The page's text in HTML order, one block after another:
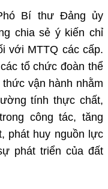
Bí thư Đảng ủy
chia sẻ ý kiến chỉ
với MTTQ các cấp.
tổ chức đoàn thể
vận hành nhằm
tính thực chất,
công tác, tăng
phát huy nguồn lực
phát triển của đất